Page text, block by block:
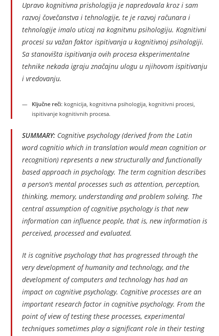
Upravo kognitivna prishologija je napredovala kroz i sam
razvoj čovečanstva i tehnologije, te je razvoj računara i
tehnologije imalo uticaj na kognitvnu psihologiju. Kognitivni
procesi su važan faktor ispitivanja u kognitivnoj psihologiji.
Sa stanovišta ispitivanja ovih procesa eksperimentalne
tehnike nekada igraju značajnu ulogu u njihovom ispitivanju
i vredovanju.
Ključne reči: kognicija, kognitivna psihologija, kognitivni procesi,
ispitivanje kognitivnih procesa.
SUMMARY: Cognitive psychology (derived from the Latin
word cognitio which in translation would mean cognition or
recognition) represents a new structurally and functionally
based approach in psychology. The term cognition describes
a person’s mental processes such as attention, perception,
thinking, memory, understanding and problem solving. The
central assumption of cognitive psychology is that new
information can influence people, that is, new information is
perceived, processed and evaluated.
It is cognitive psychology that has progressed through the
very development of humanity and technology, and the
development of computers and technology has had an
impact on cognitive psychology. Cognitive processes are an
important research factor in cognitive psychology. From the
point of view of testing these processes, experimental
techniques sometimes play a significant role in their testing